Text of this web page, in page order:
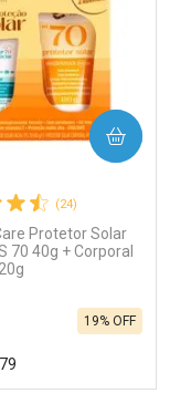
(24)
Protetor Solar
70 40g + Corporal
19% OFF
COMPRAR